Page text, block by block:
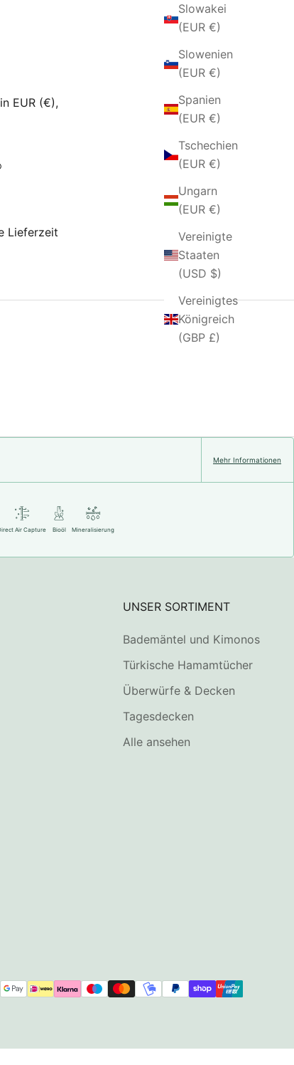
Slowakei
(EUR €)
Slowenien
(EUR €)
Spanien
(EUR €)
Tschechien
(EUR €)
Ungarn
(EUR €)
Vereinigte
Staaten
(USD $)
Vereinigtes
Königreich
(GBP £)
EUR (€),
Lieferzeit
Air Capture Bioöl Mineralisierung
Mehr Informationen
UNSER SORTIMENT
Bademäntel und Kimonos
Türkische Hamamtücher
Überwürfe & Decken
Tagesdecken
Alle ansehen